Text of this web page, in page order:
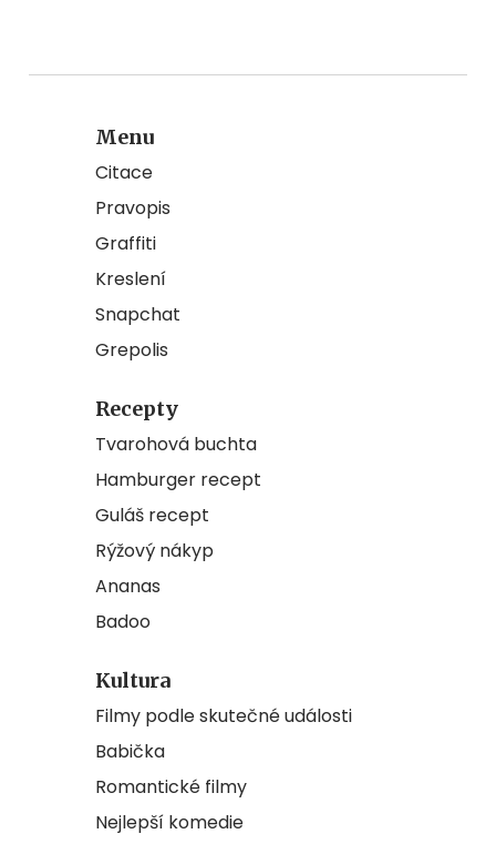
Menu
Citace
Pravopis
Graffiti
Kreslení
Snapchat
Grepolis
Recepty
Tvarohová buchta
Hamburger recept
Guláš recept
Rýžový nákyp
Ananas
Badoo
Kultura
Filmy podle skutečné události
Babička
Romantické filmy
Nejlepší komedie